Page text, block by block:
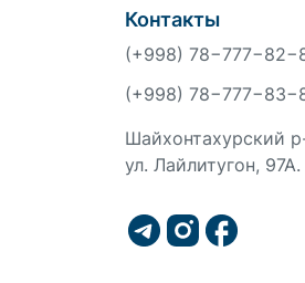
Контакты
(+998)
(+998)
Шайхонтахурский
ул. Лайлитугон, 97А.